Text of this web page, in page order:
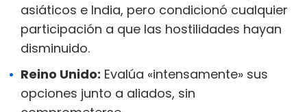
asiáticos e India, pero condicionó cualquier
participación a que las hostilidades hayan
disminuido.
Reino Unido: Evalúa «intensamente» sus
opciones junto a aliados, sin